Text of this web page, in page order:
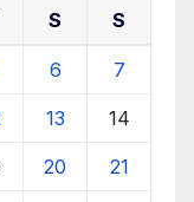
S S
6 7
13 14
20 21